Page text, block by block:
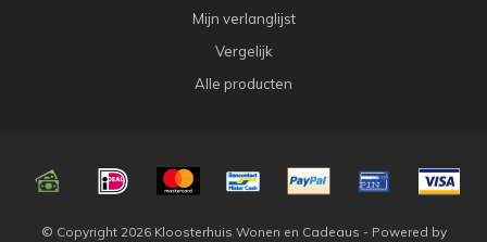
Mijn verlanglijst
Vergelijk
Alle producten
© Copyright 2026 Kloosterhuis Wonen en Cadeaus - Powered by